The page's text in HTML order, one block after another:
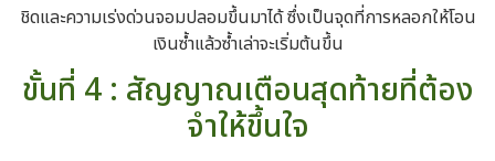
ชิดและความเร่งด่วนจอมปลอมขึ้นมาได้ ซึ่งเป็นจุดที่การหลอกให้โอน
เงินซ้ำแล้วซ้ำเล่าจะเริ่มต้นขึ้น
ขั้นที่ 4 : สัญญาณเตือนสุดท้ายที่ต้อง
จำให้ขึ้นใจ